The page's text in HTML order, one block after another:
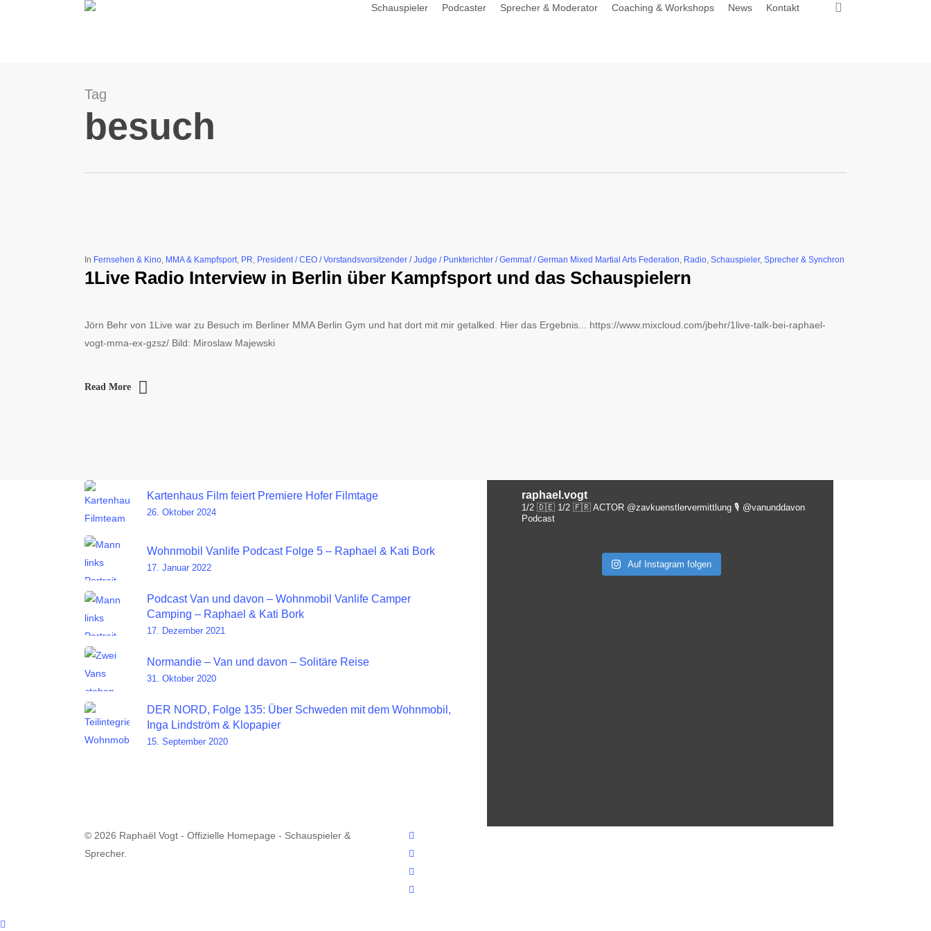
Schauspieler Podcaster Sprecher & Moderator Coaching & Workshops News Kontakt
Tag
besuch
In Fernsehen & Kino, MMA & Kampfsport, PR, President / CEO / Vorstandsvorsitzender / Judge / Punkterichter / Gemmaf / German Mixed Martial Arts Federation, Radio, Schauspieler, Sprecher & Synchron
1Live Radio Interview in Berlin über Kampfsport und das Schauspielern
Jörn Behr von 1Live war zu Besuch im Berliner MMA Berlin Gym und hat dort mit mir getalked. Hier das Ergebnis... https://www.mixcloud.com/jbehr/1live-talk-bei-raphael-
vogt-mma-ex-gzsz/ Bild: Miroslaw Majewski
Read More
Kartenhaus Film feiert Premiere Hofer Filmtage
26. Oktober 2024
Wohnmobil Vanlife Podcast Folge 5 – Raphael & Kati Bork
17. Januar 2022
Podcast Van und davon – Wohnmobil Vanlife Camper
Camping – Raphael & Kati Bork
17. Dezember 2021
Normandie – Van und davon – Solitäre Reise
31. Oktober 2020
DER NORD, Folge 135: Über Schweden mit dem Wohnmobil,
Inga Lindström & Klopapier
15. September 2020
raphael.vogt
1/2 🇩🇪 1/2 🇫🇷 ACTOR @zavkuenstlervermittlung 🎙️ @vanunddavon
Podcast
Auf Instagram folgen
© 2026 Raphaël Vogt - Offizielle Homepage - Schauspieler &
Sprecher.
facebook
youtube
instagram
email